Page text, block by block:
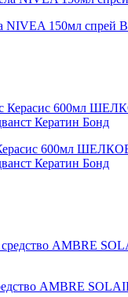
NIVEA 150мл спрей
Керасис 600мл
Кератин Бонд
AMBRE